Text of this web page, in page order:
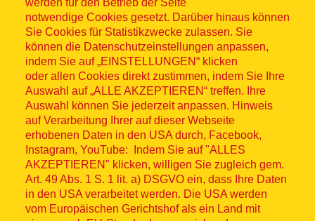
werden für den Betrieb der Seite
notwendige Cookies gesetzt. Darüber hinaus können
Sie Cookies für Statistikzwecke zulassen. Sie
können die Datenschutzeinstellungen anpassen,
indem Sie auf „EINSTELLUNGEN“ klicken
oder allen Cookies direkt zustimmen, indem Sie Ihre
Auswahl auf „ALLE AKZEPTIEREN“ treffen. Ihre
Auswahl können Sie jederzeit anpassen. Hinweis
auf Verarbeitung Ihrer auf dieser Webseite
erhobenen Daten in den USA durch, Facebook,
Instagram, YouTube: Indem Sie auf "ALLES
AKZEPTIEREN" klicken, willigen Sie zugleich gem.
Art. 49 Abs. 1 S. 1 lit. a) DSGVO ein, dass Ihre Daten
in den USA verarbeitet werden. Die USA werden
vom Europäischen Gerichtshof als ein Land mit
Sitemap
© ASB 2026
Fußzeilenmenü
Impressum
Datenschutz
Kontakt